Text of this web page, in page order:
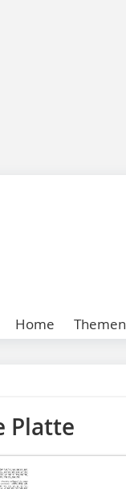
Home Themen
Platte